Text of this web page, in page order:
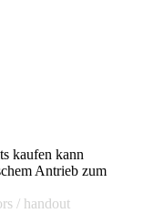
kaufen kann
Antrieb zum
/ handout